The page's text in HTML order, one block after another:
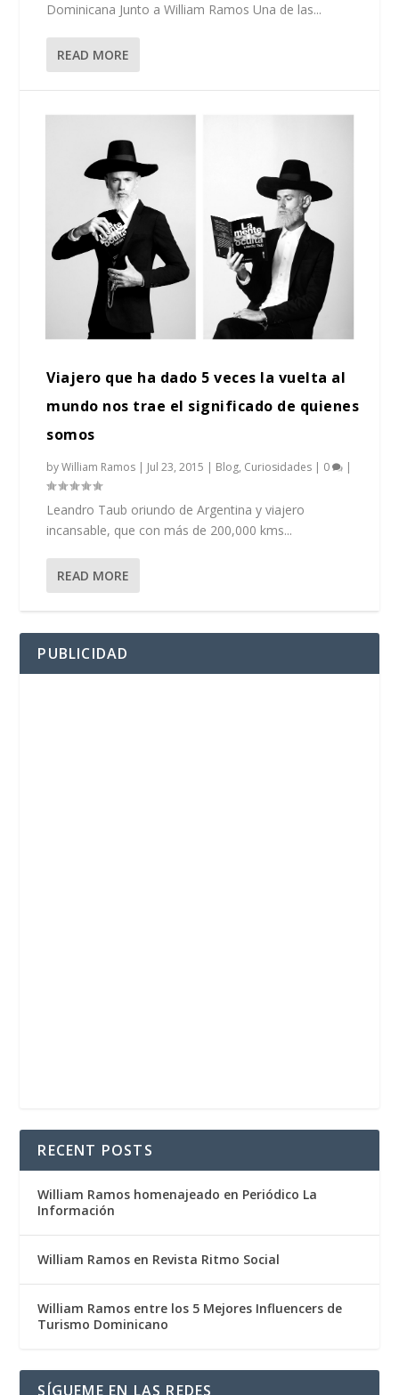
Dominicana Junto a William Ramos Una de las...
READ MORE
Viajero que ha dado 5 veces la vuelta al
mundo nos trae el significado de quienes
somos
byWilliam Ramos | Jul 23, 2015 | Blog, Curiosidades | 0 |
Leandro Taub oriundo de Argentina y viajero
incansable, que con más de 200,000 kms...
READ MORE
PUBLICIDAD
RECENT POSTS
William Ramos homenajeado en Periódico La
Información
William Ramos en Revista Ritmo Social
William Ramos entre los 5 Mejores Influencers de
Turismo Dominicano
SÍGUEME EN LAS REDES